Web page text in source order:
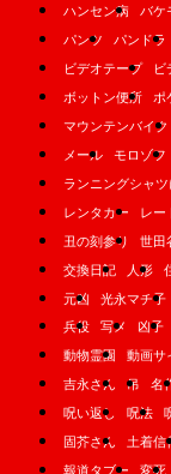
ハンセン病
バケ
パンツ
パンドラ
ビデオテープ
ビ
ボットン便所
ポ
マウンテンバイク
メール
モロゾフ
ランニングシャツ
レンタカー
レー
丑の刻参り
世田
交換日記
人形
元凶
光永マチ子
兵役
写メ 凶子
動物霊園
動画サ
吉永さん
吊 名
呪い返し
呪法
固芥さん
土着信
報道タブー
変死